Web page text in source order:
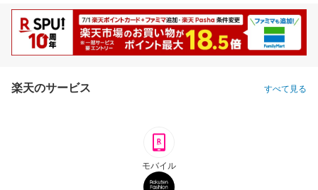
楽天のサービス すべて見る
モバイル